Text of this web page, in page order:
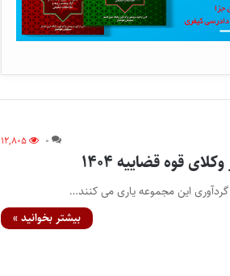
۰ ۱۲,۸۰۵
قوه قضاییه ۱۴۰۴
گردآوری این مجموعه یاری می کنند…
بیشتر بخوانید »